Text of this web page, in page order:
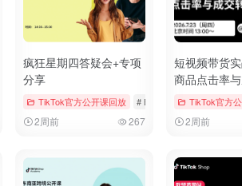
& Vouchers # tiktok # 厨房用品
疯狂星期四答疑会+专项
分享
TikTok官方公开课回放 # Bookings & Vouchers
2周前 267
短视频带货
商品点击率
TikTok官方
2周前